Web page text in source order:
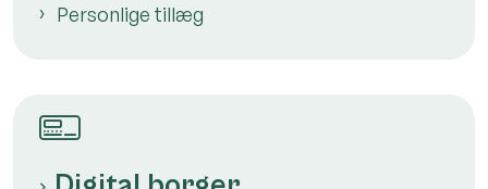
Personlige tillæg